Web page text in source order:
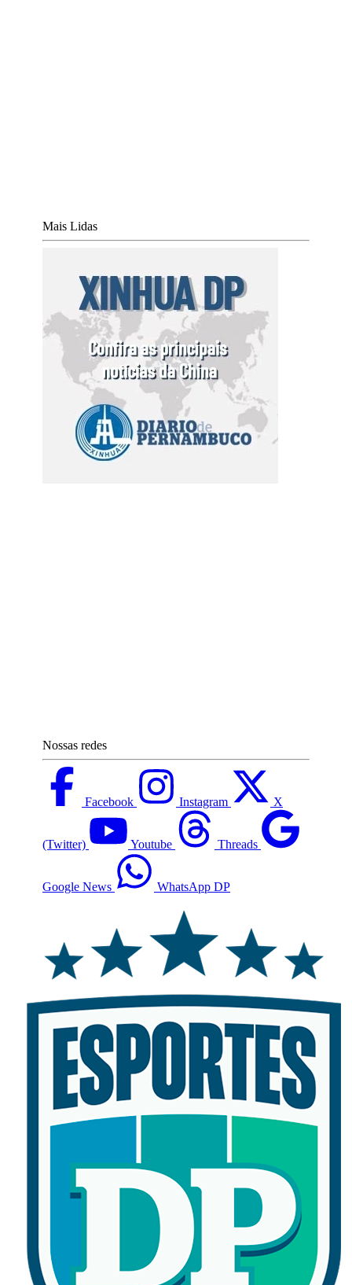
Mais Lidas
Nossas redes
Facebook Instagram X
(Twitter) Youtube Threads
Google News WhatsApp DP